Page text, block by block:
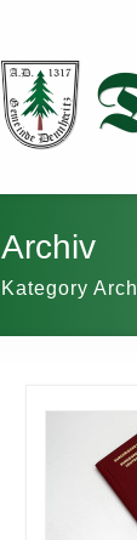
Archiv
Kategory